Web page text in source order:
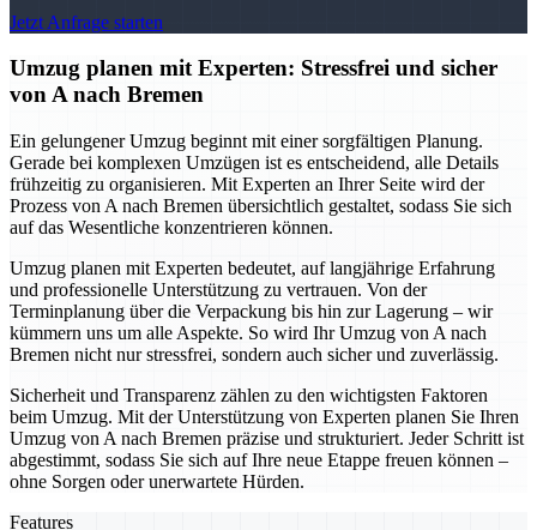
Jetzt Anfrage starten
Umzug planen mit Experten: Stressfrei und sicher
von A nach Bremen
Ein gelungener Umzug beginnt mit einer sorgfältigen Planung.
Gerade bei komplexen Umzügen ist es entscheidend, alle Details
frühzeitig zu organisieren. Mit Experten an Ihrer Seite wird der
Prozess von A nach Bremen übersichtlich gestaltet, sodass Sie sich
auf das Wesentliche konzentrieren können.
Umzug planen mit Experten bedeutet, auf langjährige Erfahrung
und professionelle Unterstützung zu vertrauen. Von der
Terminplanung über die Verpackung bis hin zur Lagerung – wir
kümmern uns um alle Aspekte. So wird Ihr Umzug von A nach
Bremen nicht nur stressfrei, sondern auch sicher und zuverlässig.
Sicherheit und Transparenz zählen zu den wichtigsten Faktoren
beim Umzug. Mit der Unterstützung von Experten planen Sie Ihren
Umzug von A nach Bremen präzise und strukturiert. Jeder Schritt ist
abgestimmt, sodass Sie sich auf Ihre neue Etappe freuen können –
ohne Sorgen oder unerwartete Hürden.
Features